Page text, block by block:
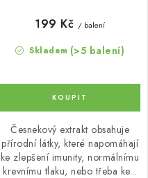
Skladem (>5 balení)
199 Kč / balení
Česnekový extrakt obsahuje
přírodní látky, které napomáhají
ke zlepšení imunity, normálnímu
krevnímu tlaku, nebo třeba ke...